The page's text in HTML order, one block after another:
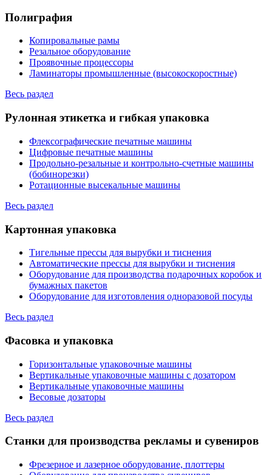
Полиграфия
Копировальные рамы
Резальное оборудование
Проявочные процессоры
Ламинаторы промышленные (высокоскоростные)
Весь раздел
Рулонная этикетка и гибкая упаковка
Флексографические печатные машины
Цифровые печатные машины
Продольно-резальные и контрольно-счетные машины
(бобинорезки)
Ротационные высекальные машины
Весь раздел
Картонная упаковка
Тигельные прессы для вырубки и тиснения
Автоматические прессы для вырубки и тиснения
Оборудование для производства подарочных коробок и
бумажных пакетов
Оборудование для изготовления одноразовой посуды
Весь раздел
Фасовка и упаковка
Горизонтальные упаковочные машины
Вертикальные упаковочные машины с дозатором
Вертикальные упаковочные машины
Весовые дозаторы
Весь раздел
Станки для производства рекламы и сувениров
Фрезерное и лазерное оборудование, плоттеры